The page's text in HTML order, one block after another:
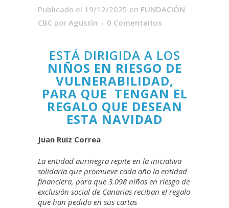
Publicado el 19/12/2025 en FUNDACIÓN
CBC por Agustín 0 Comentarios
ESTÁ DIRIGIDA A LOS
NIÑOS EN RIESGO DE
VULNERABILIDAD,
PARA QUE TENGAN EL
REGALO QUE DESEAN
ESTA NAVIDAD
Juan Ruiz Correa
La entidad aurinegra repite en la iniciativa
solidaria que promueve cada año la entidad
financiera, para que 3.098 niños en riesgo de
exclusión social de Canarias reciban el regalo
que han pedido en sus cartas